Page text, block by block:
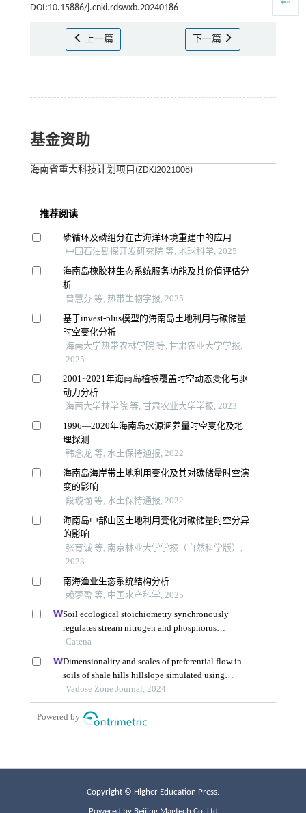
DOI:10.15886/j.cnki.rdswxb.20240186
上一篇 下一篇
基金资助
海南省重大科技计划项目(ZDKJ2021008)
Copyright © Higher Education Press.